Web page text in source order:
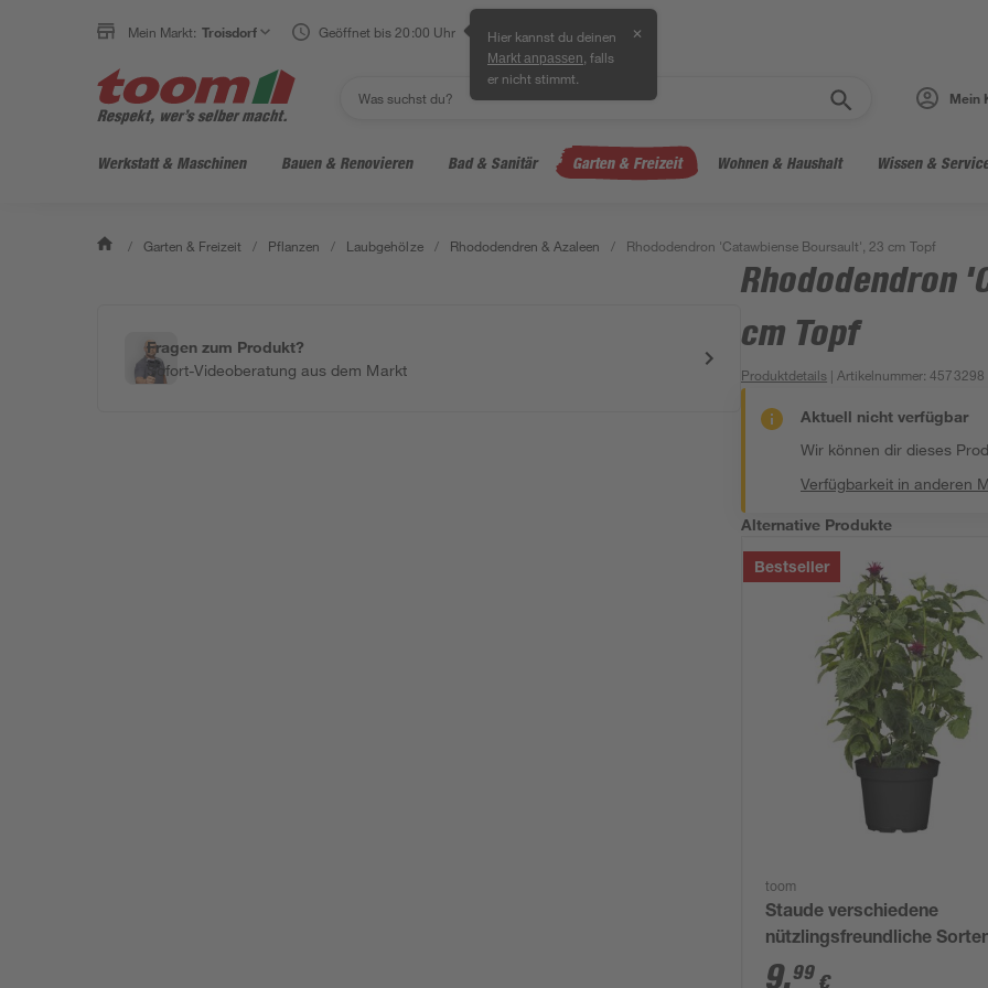
Mein Markt: Troisdorf Geöffnet bis 20:00 Uhr Hier kannst du deinen
Markt anpassen , falls
er nicht stimmt.
✕
Mein
Werkstatt & Maschinen Bauen & Renovieren Bad & Sanitär Garten & Freizeit Wohnen & Haushalt Wissen &
/ Garten & Freizeit / Pflanzen / Laubgehölze / Rhododendren & Azaleen / Rhododendron 'Catawbiense Boursault', 23 cm Topf
Fragen zum Produkt?
Sofort-Videoberatung aus dem Markt
Rhododendron
cm Topf
Produktdetails | Artikelnummer:4573298
Aktuell nicht verfügbar
Wir können dir dieses
Verfügbarkeit in anderen
Alternative Produkte
Bestseller
toom
Staude verschiedene
nützlingsfreundliche
cm Topf
9,99 €